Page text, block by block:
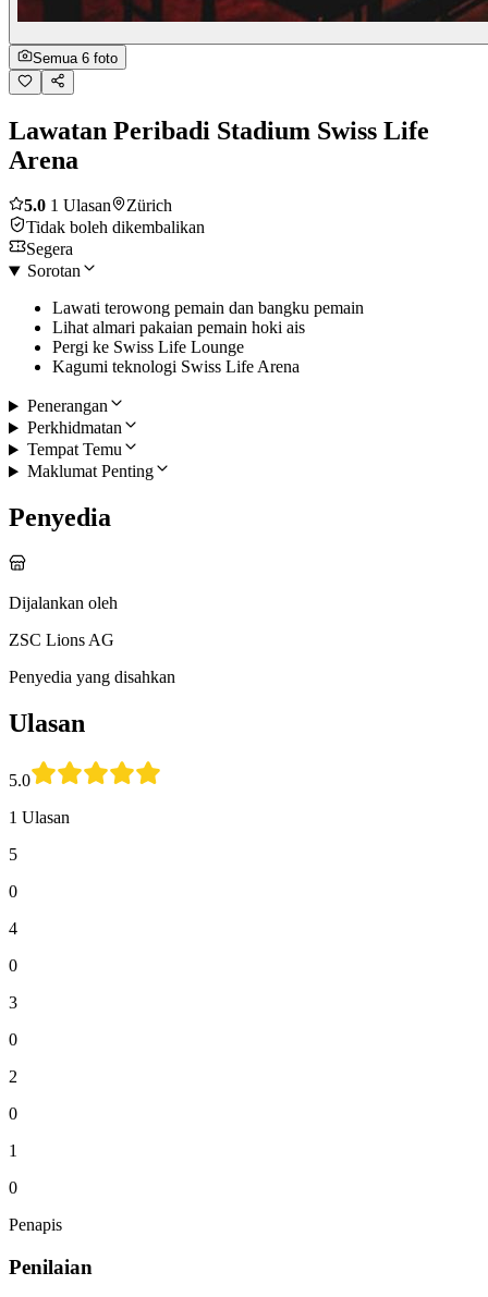
Semua 6 foto
Lawatan Peribadi Stadium Swiss Life
Arena
5.0 1 Ulasan
Zürich
Tidak boleh dikembalikan
Segera
Sorotan
Lawati terowong pemain dan bangku pemain
Lihat almari pakaian pemain hoki ais
Pergi ke Swiss Life Lounge
Kagumi teknologi Swiss Life Arena
Penerangan
Perkhidmatan
Tempat Temu
Maklumat Penting
Penyedia
Dijalankan oleh
ZSC Lions AG
Penyedia yang disahkan
Ulasan
5.0
1 Ulasan
5
0
4
0
3
0
2
0
1
0
Penapis
Penilaian